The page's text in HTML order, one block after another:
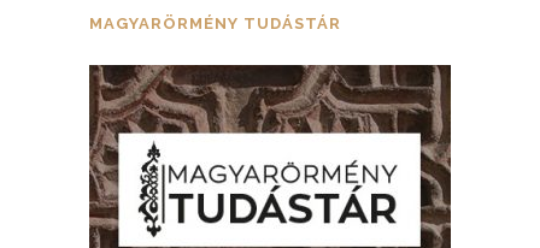
MAGYARÖRMÉNY TUDÁSTÁR